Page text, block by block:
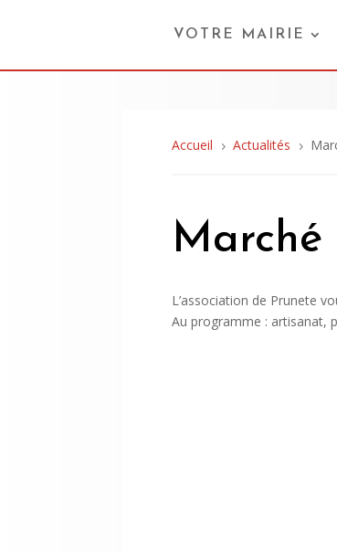
VOTRE MAIRIE
Accueil 5 Actualités 5
Marché
L’association de Prunete
Au programme : artisanat,